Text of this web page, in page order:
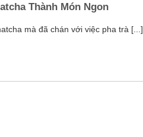
Thành Món Ngon
mà đã chán với việc pha trà [...]